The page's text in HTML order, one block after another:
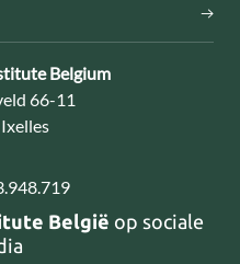
Belgium
66-11
België op sociale